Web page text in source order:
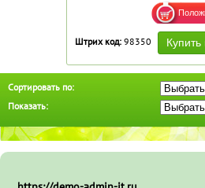
Штрих код: 98350
Сортировать по:
Показать: